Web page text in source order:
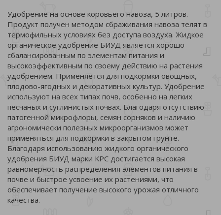
Удобрение на основе коровьего навоза, 5 литров.
Продукт получен методом сбраживания навоза телят в
термофильных условиях без доступа воздуха. Жидкое
органическое удобрение БИУД является хорошо
сбалансированным по элементам питания и
высокоэффективным по своему действию на растения
удобрением. Применяется для подкормки овощных,
плодово-ягодных и декоративных культур. Удобрение
используют на всех типах почв, особенно на легких
песчаных и суглинистых почвах. Благодаря отсутствию
патогенной микрофлоры, семян сорняков и наличию
агрономически полезных микроорганизмов может
применяться для подкормки в закрытом грунте.
Благодаря использованию жидкого органического
удобрения БИУД марки КРС достигается высокая
равномерность распределения элементов питания в
почве и быстрое усвоение их растениями, что
обеспечивает получение высокого урожая отличного
качества.